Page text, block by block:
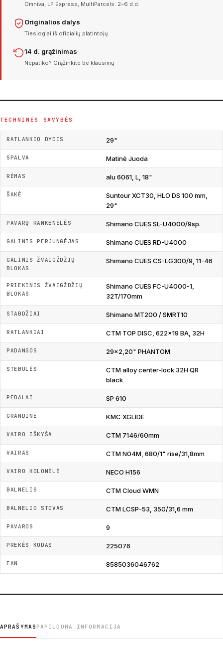
Omniva, LP Express, MultiParcels. 2–6 d.d.
Originalios dalys
Tiesiogiai iš oficialių platintojų
14 d. grąžinimas
Nepatiko? Grąžinkite be klausimų
TECHNINĖS SAVYBĖS
RATLANKIO DYDIS 29"
SPALVA Matinė Juoda
RĖMAS alu 6061, L, 18"
ŠAKĖ
Suntour XCT30, HLO DS 100 mm,
29"
PAVARŲ RANKENĖLĖS Shimano CUES SL-U4000/9sp.
GALINIS PERJUNGĖJAS Shimano CUES RD-U4000
GALINIS ŽVAIGŽDŽIŲ
BLOKAS
Shimano CUES CS-LG300/9, 11-46
PRIEKINIS ŽVAIGŽDŽIŲ
BLOKAS
Shimano CUES FC-U4000-1,
32T/170mm
STABDŽIAI Shimano MT200 / SMRT10
RATLANKIAI CTM TOP DISC, 622x19 BA, 32H
PADANGOS 29x2,20" PHANTOM
STEBULĖS
CTM alloy center-lock 32H QR
black
PEDALAI SP 610
GRANDINĖ KMC XGLIDE
VAIRO IŠKYŠA CTM 7146/60mm
VAIRAS CTM N04M, 680/1" rise/31,8mm
VAIRO KOLONĖLĖ NECO H156
BALNELIS CTM Cloud WMN
BALNELIO STOVAS CTM LCSP-53, 350/31,6 mm
PAVAROS 9
PREKĖS KODAS 225076
EAN 8585036046762
APRAŠYMAS PAPILDOMA INFORMACIJA